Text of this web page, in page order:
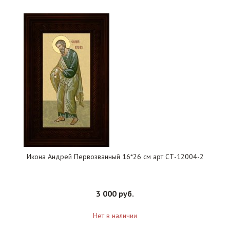
Икона Андрей Первозванный 16*26 см арт СТ-12004-2
3 000 руб.
Нет в наличии